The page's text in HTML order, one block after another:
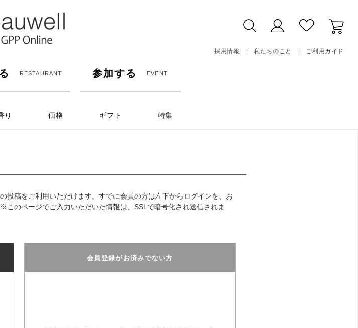
採用情報 私たちのこと ご利用ガイド
RESTAURANT 参加する EVENT
り 価格 ギフト 特集
投稿をご利用いただけます。すでに会員の方は左下からログインを、お
のページでご入力いただいた情報は、SSLで暗号化され送信されま
会員登録がお済みでない方